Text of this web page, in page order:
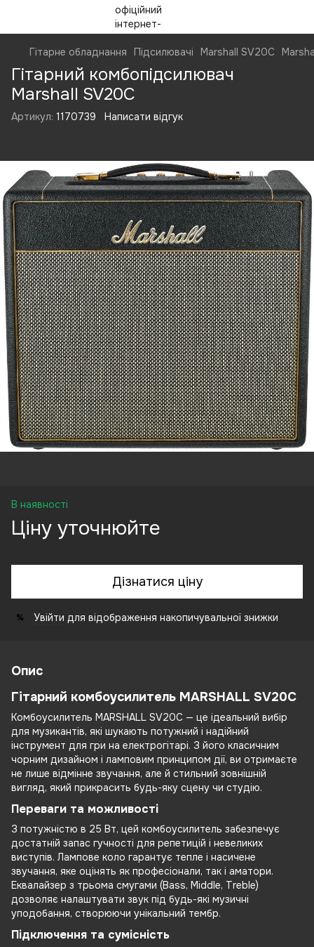
Гітарне обладнання Підсилювачі Marshall SV20C
Гітарний комбопідсилювач
Marshall SV20C
Артикул: 1170739 Написати відгук
В наявності
Ціну уточнюйте
Дізнатися ціну
% Увійти для відображення накопичувальної знижки
Опис
Гітарний комбоусилитель MARSHALL SV20C
Комбоусилитель MARSHALL SV20C — це ідеальний вибір
для музикантів, які шукають потужний і надійний
інструмент для гри на електрогітарі. З його класичним
чорним дизайном і ламповим принципом дії, ви отримаєте
не лише відмінне звучання, але й стильний зовнішній
вигляд, який прикрасить будь-яку сцену чи студію.
Переваги та можливості
З потужністю в 25 Вт, цей комбоусилитель забезпечує
достатній запас гучності для репетицій і невеликих
виступів. Лампове коло гарантує тепле і насичене
звучання, яке оцінять як професіонали, так і аматори.
Еквалайзер з трьома смугами (Bass, Middle, Treble)
дозволяє налаштувати звук під будь-які музичні
уподобання, створюючи унікальний тембр.
Підключення та сумісність